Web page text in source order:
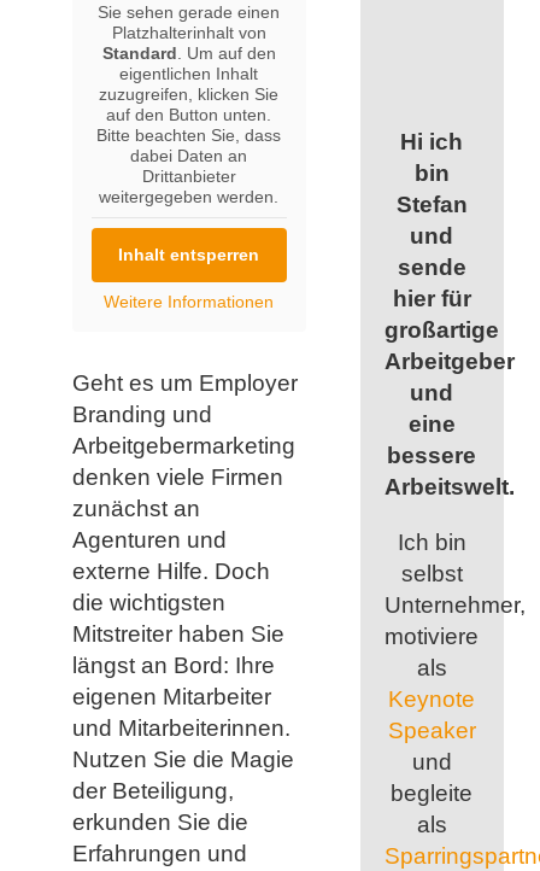
Sie sehen gerade einen
Platzhalterinhalt von
Standard . Um auf den
eigentlichen Inhalt
zuzugreifen, klicken Sie
auf den Button unten.
Bitte beachten Sie, dass
dabei Daten an
Drittanbieter
weitergegeben werden.
Inhalt entsperren
Weitere Informationen
Geht es um Employer
Branding und
Arbeitgebermarketing
denken viele Firmen
zunächst an
Agenturen und
externe Hilfe. Doch
die wichtigsten
Mitstreiter haben Sie
längst an Bord: Ihre
eigenen Mitarbeiter
und Mitarbeiterinnen.
Nutzen Sie die Magie
der Beteiligung,
erkunden Sie die
Erfahrungen und
Hi ich
bin
Stefan
und
sende
hier für
großartige
Arbeitgeber
und
eine
bessere
Arbeitswelt.
Ich bin
selbst
Unternehmer,
motiviere
als
Keynote
Speaker
und
begleite
als